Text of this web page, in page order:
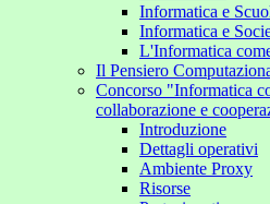
Informatica e
Informatica e
L'Informatica
Il Pensiero
Concorso "Informatica
collaborazione e
Introduzione
Dettagli operativi
Ambiente Proxy
Risorse